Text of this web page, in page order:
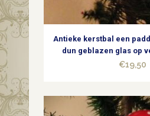
Antieke kerstbal een
dun geblazen glas op
€19,50